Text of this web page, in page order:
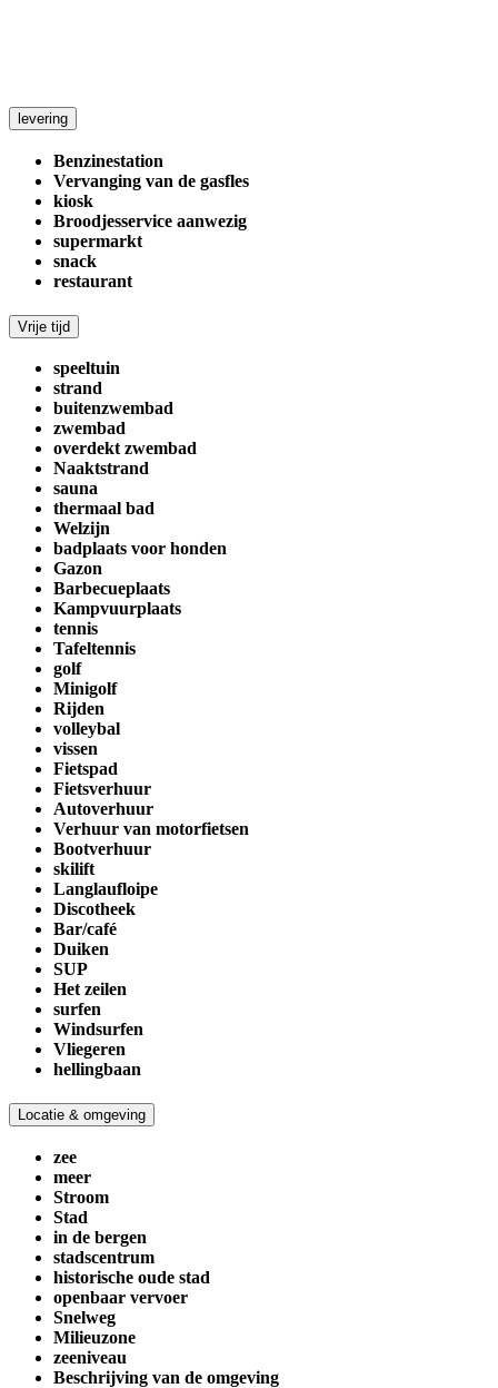
levering
Benzinestation
Vervanging van de gasfles
kiosk
Broodjesservice aanwezig
supermarkt
snack
restaurant
Vrije tijd
speeltuin
strand
buitenzwembad
zwembad
overdekt zwembad
Naaktstrand
sauna
thermaal bad
Welzijn
badplaats voor honden
Gazon
Barbecueplaats
Kampvuurplaats
tennis
Tafeltennis
golf
Minigolf
Rijden
volleybal
vissen
Fietspad
Fietsverhuur
Autoverhuur
Verhuur van motorfietsen
Bootverhuur
skilift
Langlaufloipe
Discotheek
Bar/café
Duiken
SUP
Het zeilen
surfen
Windsurfen
Vliegeren
hellingbaan
Locatie & omgeving
zee
meer
Stroom
Stad
in de bergen
stadscentrum
historische oude stad
openbaar vervoer
Snelweg
Milieuzone
zeeniveau
Beschrijving van de omgeving